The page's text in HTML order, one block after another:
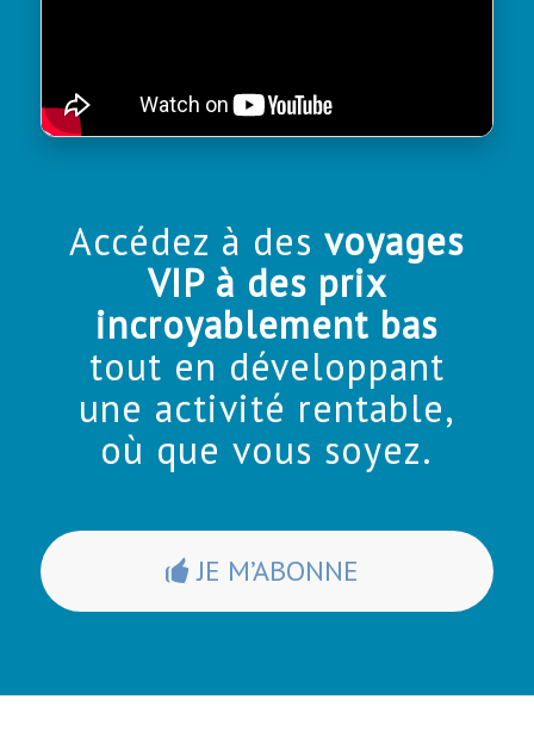
Accédez à desvoyages
VIP à des prix
incroyablement bas
tout en développant
une activité rentable,
où que vous soyez.
JE M’ABONNE